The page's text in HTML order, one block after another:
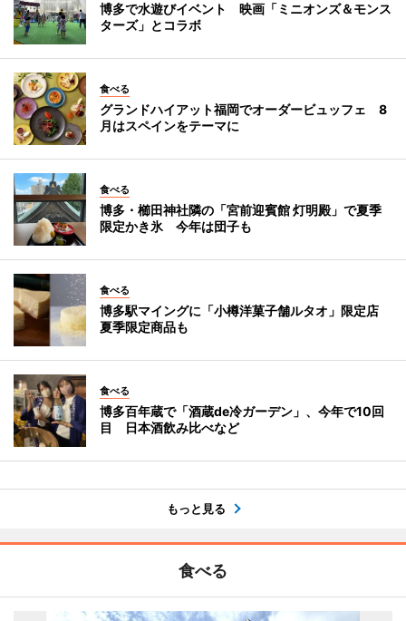
博多で水遊びイベント 映画「ミニオンズ＆モンス
ターズ」とコラボ
食べる
グランドハイアット福岡でオーダービュッフェ 8
月はスペインをテーマに
食べる
博多・櫛田神社隣の「宮前迎賓館 灯明殿」で夏季
限定かき氷 今年は団子も
食べる
博多駅マイングに「小樽洋菓子舗ルタオ」限定店
夏季限定商品も
食べる
博多百年蔵で「酒蔵de冷ガーデン」、今年で10回
目 日本酒飲み比べなど
もっと見る
食べる